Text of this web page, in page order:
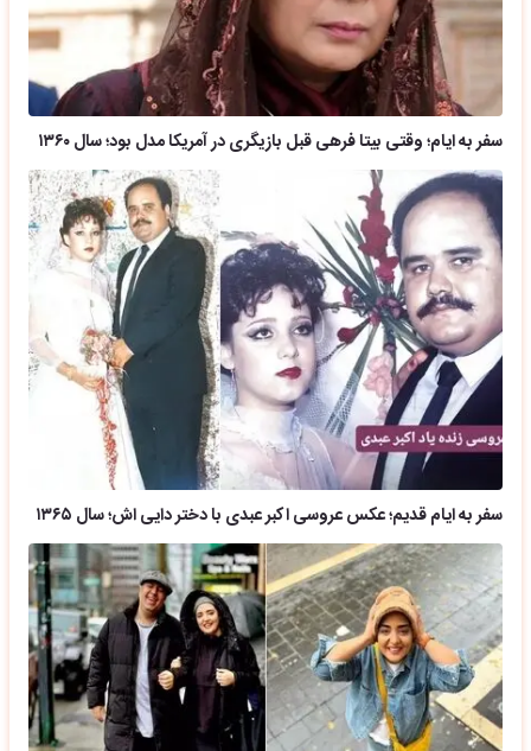
سفر به ایام؛ وقتی بیتا فرهی قبل بازیگری در آمریکا مدل بود؛ سال ۱۳۶۰
سفر به ایام قدیم؛ عکس عروسی اکبر عبدی با دختر دایی اش؛ سال ۱۳۶۵